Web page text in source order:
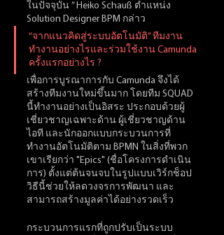
ในปัจจุบัน ” Heiko Schauß ตำแหน่ง
Solution Designer BPM กล่าว
“จากแนวคิดสู่ระบบอัตโนมัติ” ทีมงาน
ทำงานอย่างไรและร่วมใช้งาน Camunda
ครั้งแรกอย่างไร ?
เพื่อการบูรณาการกับ Camunda จึงได้
สร้างทีมงานใหม่ขึ้นมาก โดยทีม SQUAD
นี้ทำงานอย่างเป็นอิสระ ประกอบด้วยผู้
เชี่ยวชาญเฉพาะด้าน ผู้เชี่ยวชาญด้าน
ไอที และนักออกแบบกระบวนการที่
ทำงานอัตโนมัติตาม BPMN ในสิ่งที่พวก
เขาเรียกว่า "Epics" (ชื่อโครงการดำเนิน
การ) ตั้งแต่ต้นจนจบในรูปแบบเวิร์กช็อป
วิธีนี้ช่วยให้ลดวงจรการพัฒนา และ
สามารถสร้างมูลค่าได้อย่างรวดเร็ว
กระบวนการแรกที่ถูกปรับเป็นระบบ